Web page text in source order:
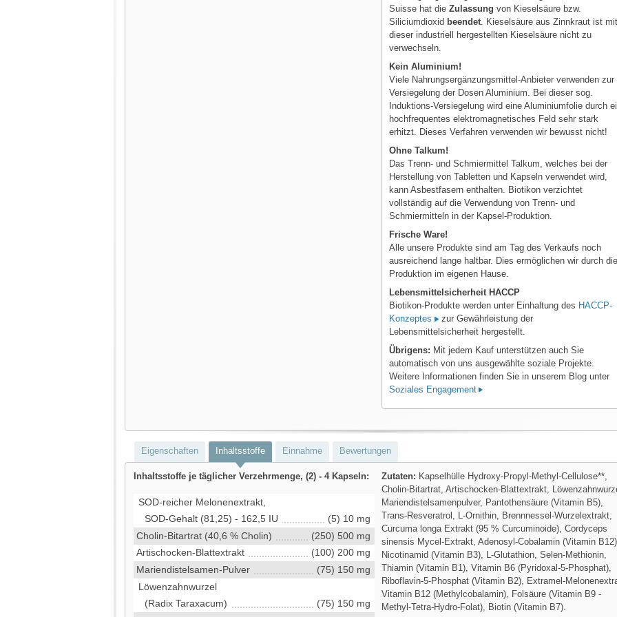
Suisse hat dieZulassung von Kieselsäure bzw.
Siliciumdioxid beendet. Kieselsäure aus Zinnkraut ist mit
dieser industriell hergestellten Kieselsäure nicht zu
verwechseln.
Kein Aluminium!
Viele Nahrungsergänzungsmittel-Anbieter verwenden zur
Versiegelung der Dosen Aluminium. Bei dieser sog.
Induktions-Versiegelung wird eine Aluminiumfolie durch
hochfrequentes elektromagnetisches Feld sehr stark
erhitzt. Dieses Verfahren verwenden wir bewusst nicht!
Ohne Talkum!
Das Trenn- und Schmiermittel Talkum, welches bei der
Herstellung von Tabletten und Kapseln verwendet wird,
kann Asbestfasern enthalten. Biotikon verzichtet
vollständig auf die Verwendung von Trenn- und
Schmiermitteln in der Kapsel-Produktion.
Frische Ware!
Alle unsere Produkte sind am Tag des Verkaufs noch
ausreichend lange haltbar. Dies ermöglichen wir durch die
Produktion im eigenen Hause.
Lebensmittelsicherheit HACCP
Biotikon-Produkte werden unter Einhaltung des HACCP-
Konzeptes
zur Gewährleistung der
Lebensmittelsicherheit hergestellt.
Übrigens: Mit jedem Kauf unterstützen auch Sie
automatisch von uns ausgewählte soziale Projekte.
Weitere Informationen finden Sie in unserem Blog unter
Soziales Engagement
Eigenschaften Inhaltsstoffe Einnahme Bewertungen
Inhaltsstoffe je täglicher Verzehrmenge, (2) - 4 Kapseln:
SOD-reicher Melonenextrakt,
SOD-Gehalt (81,25) - 162,5 IU
(5) 10 mg
Cholin-Bitartrat (40,6 % Cholin)
(250) 500 mg
Artischocken-Blattextrakt
(100) 200 mg
Mariendistelsamen-Pulver
(75) 150 mg
Löwenzahnwurzel
(Radix Taraxacum)
(75) 150 mg
Zutaten: Kapselhülle Hydroxy-Propyl-Methyl-Cellulose**,
Cholin-Bitartrat, Artischocken-Blattextrakt,
Mariendistelsamenpulver, Pantothensäure (Vitamin B5),
Trans-Resveratrol, L-Ornithin, Brennnessel-Wurzelextrakt,
Curcuma longa Extrakt (95 % Curcuminoide), Cordyceps
sinensis Mycel-Extrakt, Adenosyl-Cobalamin (Vitamin
Nicotinamid (Vitamin B3), L-Glutathion, Selen-Methionin,
Thiamin (Vitamin B1), Vitamin B6 (Pyridoxal-5-Phosphat),
Riboflavin-5-Phosphat (Vitamin B2), Extramel-
Vitamin B12 (Methylcobalamin), Folsäure (Vitamin B9 -
Methyl-Tetra-Hydro-Folat), Biotin (Vitamin B7).